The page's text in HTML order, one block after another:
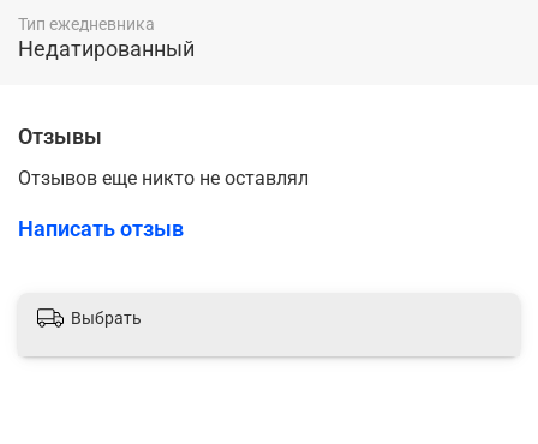
Тип ежедневника
Недатированный
Отзывы
Отзывов еще никто не оставлял
Написать отзыв
Выбрать